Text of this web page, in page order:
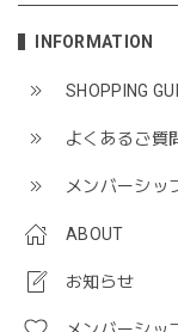
INFORMATION
SHOPPING
よくあるご質
メンバーシッ
ABOUT
お知らせ